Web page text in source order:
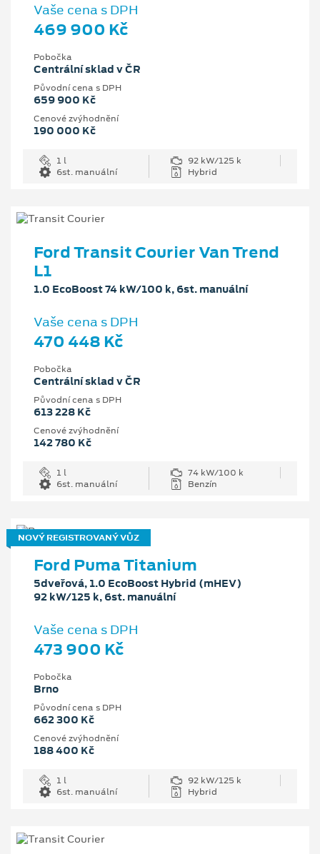
Vaše cena s DPH
469 900 Kč
Pobočka
Centrální sklad v ČR
Původní cena s DPH
659 900 Kč
Cenové zvýhodnění
190 000 Kč
1 l
92 kW/125 k
6st. manuální
Hybrid
Ford Transit Courier Van Trend
L1
1.0 EcoBoost 74 kW/100 k, 6st. manuální
Vaše cena s DPH
470 448 Kč
Pobočka
Centrální sklad v ČR
Původní cena s DPH
613 228 Kč
Cenové zvýhodnění
142 780 Kč
1 l
74 kW/100 k
6st. manuální
Benzín
NOVÝ REGISTROVANÝ VŮZ
Ford Puma Titanium
5dveřová, 1.0 EcoBoost Hybrid (mHEV)
92 kW/125 k, 6st. manuální
Vaše cena s DPH
473 900 Kč
Pobočka
Brno
Původní cena s DPH
662 300 Kč
Cenové zvýhodnění
188 400 Kč
1 l
92 kW/125 k
6st. manuální
Hybrid